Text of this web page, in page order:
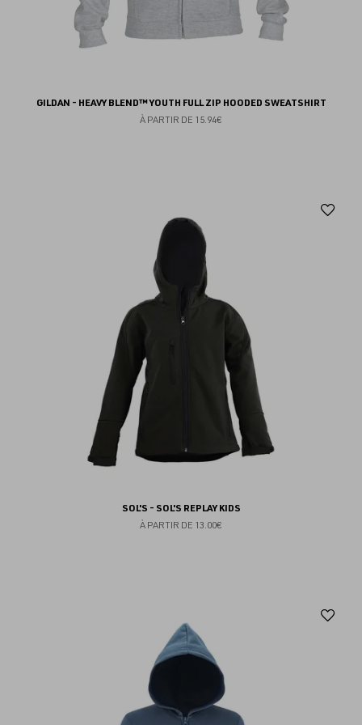
GILDAN - HEAVY BLEND™ YOUTH FULL ZIP HOODED SWEATSHIRT
À PARTIR DE 15.94€
SOL'S - SOL'S REPLAY KIDS
À PARTIR DE 13.00€